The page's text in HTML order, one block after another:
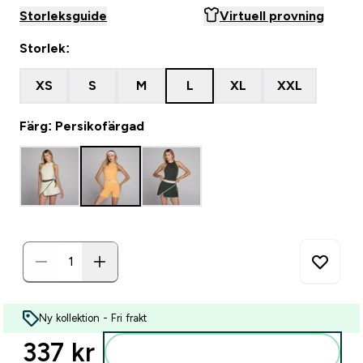
Storleksguide Virtuell provning
Storlek:
XS S M L XL XXL
Färg: Persikofärgad
Ny kollektion - Fri frakt
337 kr‎